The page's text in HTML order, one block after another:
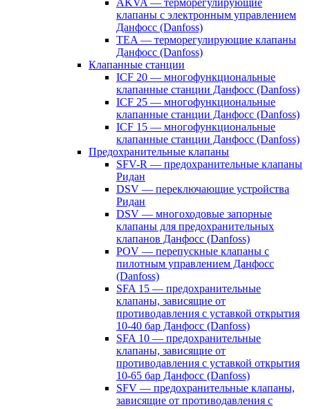
AKVA — терморегулирующие
клапаны с электронным управлением
Данфосс (Danfoss)
TEA — терморегулирующие клапаны
Данфосс (Danfoss)
Клапанные станции
ICF 20 — многофункциональные
клапанные станции Данфосс (Danfoss)
ICF 25 — многофункциональные
клапанные станции Данфосс (Danfoss)
ICF 15 — многофункциональные
клапанные станции Данфосс (Danfoss)
Предохранительные клапаны
SFV-R — предохранительные клапаны
Ридан
DSV — переключающие устройства
Ридан
DSV — многоходовые запорные
клапаны для предохранительных
клапанов Данфосс (Danfoss)
POV — перепускные клапаны с
пилотным управлением Данфосс
(Danfoss)
SFA 15 — предохранительные
клапаны, зависящие от
противодавления с уставкой открытия
10-40 бар Данфосс (Danfoss)
SFA 10 — предохранительные
клапаны, зависящие от
противодавления с уставкой открытия
10-65 бар Данфосс (Danfoss)
SFV — предохранительные клапаны,
зависящие от противодавления с